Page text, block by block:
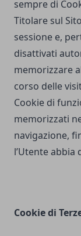
sempre di
Titolare sul
sessione e,
disattivati
memorizzare
corso delle
Cookie di
memorizzati
navigazione,
l’Utente abbia
Cookie di